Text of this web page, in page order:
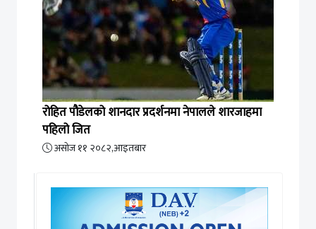
रोहित पौडेलको शानदार प्रदर्शनमा नेपालले शारजाहमा
पहिलो जित
असोज ११ २०८२,आइतबार